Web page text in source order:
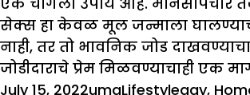
सेक्स हा केवळ मूल जन्माला
नाही, तर तो भावनिक जोड
जोडीदाराचे प्रेम मिळवण्याचाही एक
Posted
July 15, 2022Author
umaCategories
LifestyleTags
gay,